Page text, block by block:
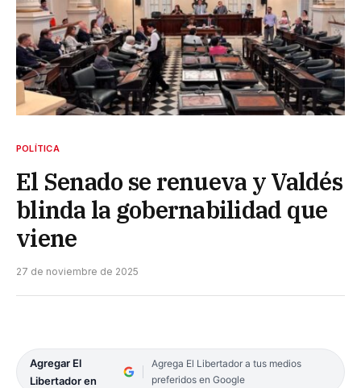
POLÍTICA
El Senado se renueva y Valdés
blinda la gobernabilidad que
viene
27 de noviembre de 2025
Agregar El
Libertador en
Agrega El Libertador a tus medios
preferidos en Google